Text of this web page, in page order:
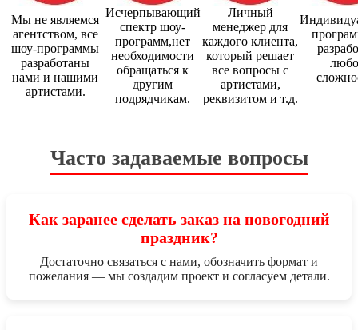
Мы не являемся
агентством, все
шоу-программы
разработаны
нами и нашими
артистами.
Исчерпывающий
спектр шоу-
программ,нет
необходимости
обращаться к
другим
подрядчикам.
Личный
менеджер для
каждого клиента,
который решает
все вопросы с
артистами,
реквизитом и т.д.
Часто задаваемые вопросы
Как заранее сделать заказ на новогодний
праздник?
Достаточно связаться с нами, обозначить формат и
пожелания — мы создадим проект и согласуем детали.